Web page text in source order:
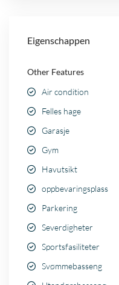
Eigenschappen
Other Features
Air condition
Felles hage
Garasje
Gym
Havutsikt
oppbevaringsplass
Parkering
Severdigheter
Sportsfasiliteter
Svømmebasseng